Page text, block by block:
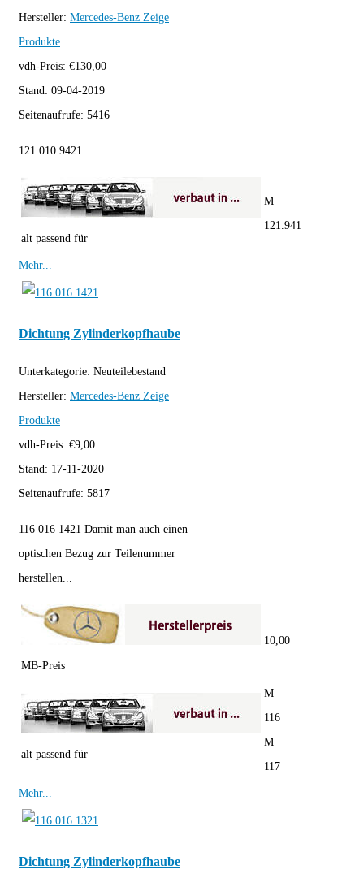
Hersteller: Mercedes-Benz Zeige
Produkte
vdh-Preis: €130,00
Stand: 09-04-2019
Seitenaufrufe: 5416
121 010 9421
alt passend für
M
121.941
Mehr...
Dichtung Zylinderkopfhaube
Unterkategorie: Neuteilebestand
Hersteller: Mercedes-Benz Zeige
Produkte
vdh-Preis: €9,00
Stand: 17-11-2020
Seitenaufrufe: 5817
116 016 1421 Damit man auch einen
optischen Bezug zur Teilenummer
herstellen...
MB-Preis
10,00
alt passend für
M
116
M
117
Mehr...
Dichtung Zylinderkopfhaube